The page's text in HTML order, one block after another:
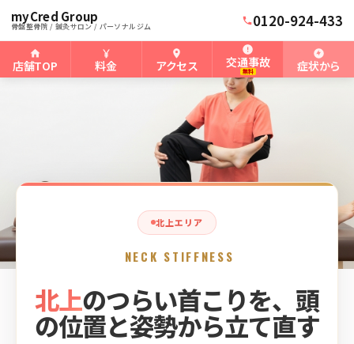
myCred Group
骨盤整骨院 / 鍼灸サロン / パーソナルジム 0120-924-433
店舗TOP 料金 アクセス 交通事故
無料 症状から
ホーム › 北上骨盤整骨院
北上エリア
NECK STIFFNESS
北上のつらい首こりを、頭
の位置と姿勢から立て直す